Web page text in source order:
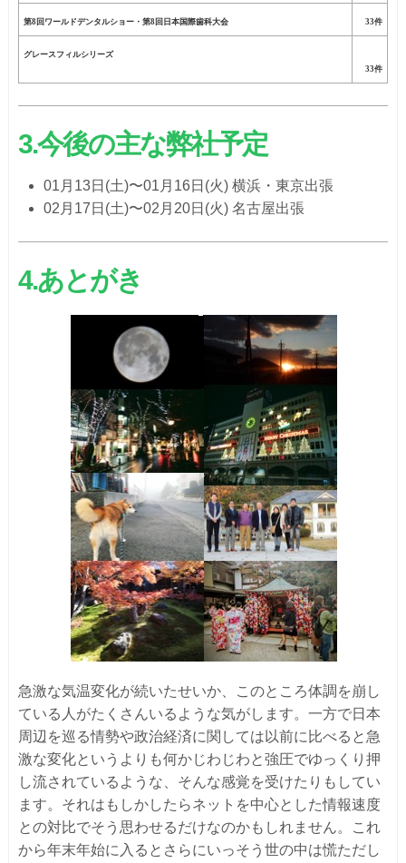
第8回ワールドデンタルショー・第8回日本国際歯科大会 33件
グレースフィルシリーズ
33件
3.今後の主な弊社予定
01月13日(土)〜01月16日(火) 横浜・東京出張
02月17日(土)〜02月20日(火) 名古屋出張
4.あとがき
急激な気温変化が続いたせいか、このところ体調を崩し
ている人がたくさんいるような気がします。一方で日本
周辺を巡る情勢や政治経済に関しては以前に比べると急
激な変化というよりも何かじわじわと強圧でゆっくり押
し流されているような、そんな感覚を受けたりもしてい
ます。それはもしかしたらネットを中心とした情報速度
との対比でそう思わせるだけなのかもしれません。これ
から年末年始に入るとさらにいっそう世の中は慌ただし